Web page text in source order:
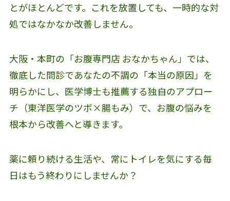
とがほとんどです。これを放置しても、一時的な対
処ではなかなか改善しません。
大阪・本町の「お腹専門店 おなかちゃん」では、
徹底した問診であなたの不調の「本当の原因」を
明らかにし、医学博士も推薦する独自のアプロー
チ（東洋医学のツボ×腸もみ）で、お腹の悩みを
根本から改善へと導きます。
薬に頼り続ける生活や、常にトイレを気にする毎
日はもう終わりにしませんか？